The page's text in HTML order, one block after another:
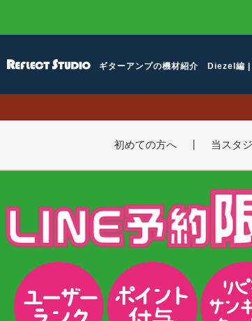
ギターアンプの機材紹介 Diezel編 |
初めての方へ 当スタ